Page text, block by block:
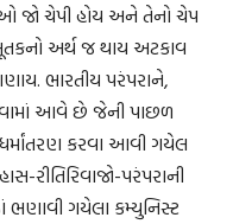
જો ચેપી હોય અને તેનો ચેપ
અર્થ જ થાય અટકાવ
ભારતીય પરંપરાને,
આવે છે જેની પાછળ
કરવા આવી ગયેલ
રીતિરિવાજો-પરંપરાની
ગયેલા કમ્યુનિસ્ટ